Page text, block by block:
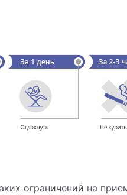
ограничений на